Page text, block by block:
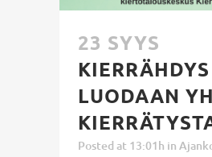
23 SYYS
LUODAAN
Posted at 13:01h in